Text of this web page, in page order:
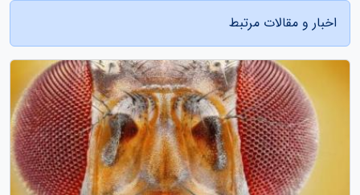
اخبار و مقالات مرتبط